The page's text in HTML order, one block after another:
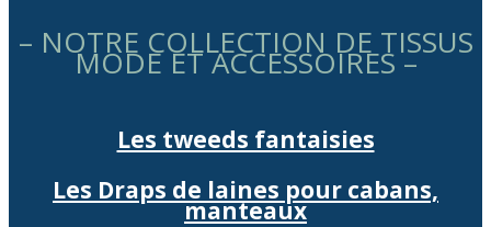
– NOTRE COLLECTION DE TISSUS
MODE ET ACCESSOIRES –
Les tweeds fantaisies
Les Draps de laines pour cabans,
manteaux​